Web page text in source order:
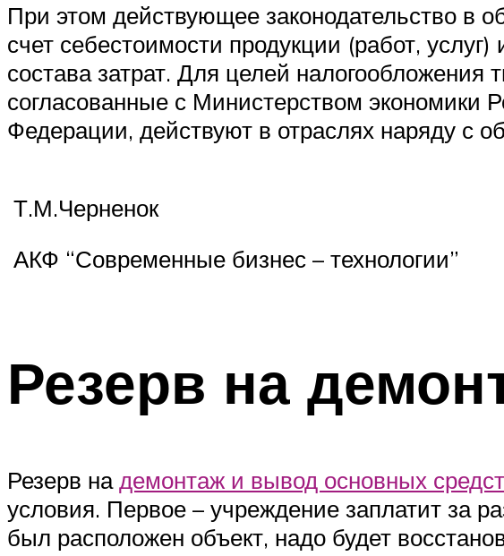
При этом действующее законодательство в
счет себестоимости продукции (работ,
состава затрат. Для целей
согласованные с Министерством экономики
Федерации, действуют в отраслях наряду с
Т.М.Черненок
АКФ “Современные бизнес – технологии”
Резерв на
Резерв надемонтаж и вывод основных
условия. Первое – учреждение заплатит за
был расположен объект, надо будет